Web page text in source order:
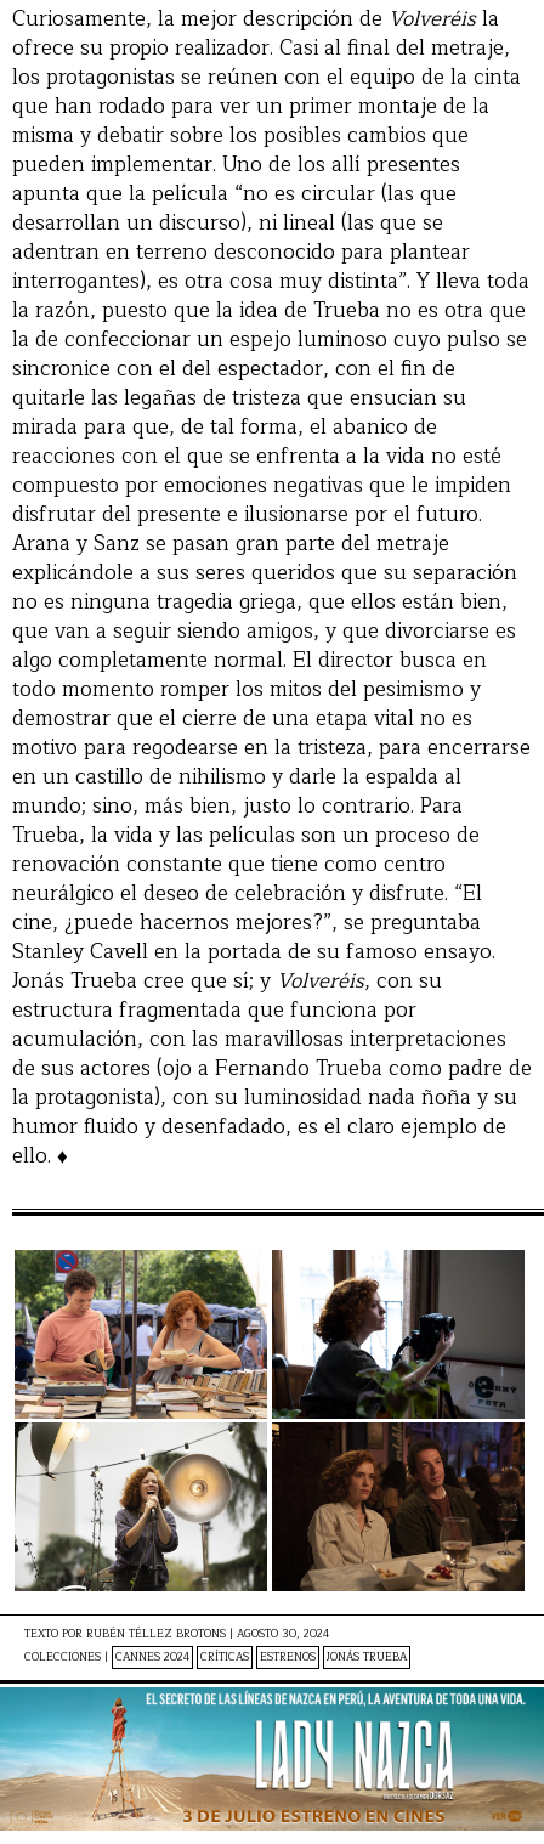
Curiosamente, la mejor descripción de Volveréisla
ofrece su propio realizador. Casi al final del metraje,
los protagonistas se reúnen con el equipo de la cinta
que han rodado para ver un primer montaje de la
misma y debatir sobre los posibles cambios que
pueden implementar. Uno de los allí presentes
apunta que la película “no es circular (las que
desarrollan un discurso), ni lineal (las que se
adentran en terreno desconocido para plantear
interrogantes), es otra cosa muy distinta”. Y lleva toda
la razón, puesto que la idea de Trueba no es otra que
la de confeccionar un espejo luminoso cuyo pulso se
sincronice con el del espectador, con el fin de
quitarle las legañas de tristeza que ensucian su
mirada para que, de tal forma, el abanico de
reacciones con el que se enfrenta a la vida no esté
compuesto por emociones negativas que le impiden
disfrutar del presente e ilusionarse por el futuro.
Arana y Sanz se pasan gran parte del metraje
explicándole a sus seres queridos que su separación
no es ninguna tragedia griega, que ellos están bien,
que van a seguir siendo amigos, y que divorciarse es
algo completamente normal. El director busca en
todo momento romper los mitos del pesimismo y
demostrar que el cierre de una etapa vital no es
motivo para regodearse en la tristeza, para encerrarse
en un castillo de nihilismo y darle la espalda al
mundo; sino, más bien, justo lo contrario. Para
Trueba, la vida y las películas son un proceso de
renovación constante que tiene como centro
neurálgico el deseo de celebración y disfrute. “El
cine, ¿puede hacernos mejores?”, se preguntaba
Stanley Cavell en la portada de su famoso ensayo.
Jonás Trueba cree que sí; y Volveréis, con su
estructura fragmentada que funciona por
acumulación, con las maravillosas interpretaciones
de sus actores (ojo a Fernando Trueba como padre de
la protagonista), con su luminosidad nada ñoña y su
humor fluido y desenfadado, es el claro ejemplo de
ello. ♦
TEXTO POR RUBÉN TÉLLEZ BROTONS | AGOSTO 30, 2024
COLECCIONES | CANNES 2024 CRÍTICAS ESTRENOS JONÁS TRUEBA